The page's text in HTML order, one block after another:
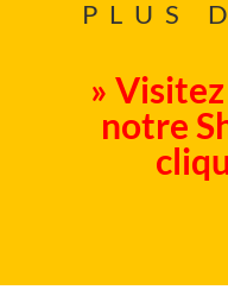
PLUS
»
notre